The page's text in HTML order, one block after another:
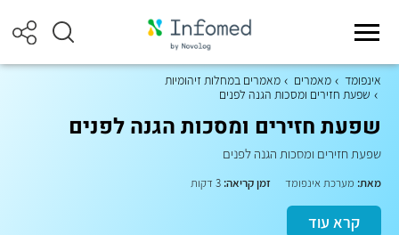
אינפומד מאמרים
מאמרים במחלות זיהומיות
שפעת חזירים ומסכות הגנה לפנים
שפעת חזירים ומסכות הגנה לפנים
שפעת חזירים ומסכות הגנה לפנים
מאת: מערכת אינפומד זמן קריאה:
קרא עוד